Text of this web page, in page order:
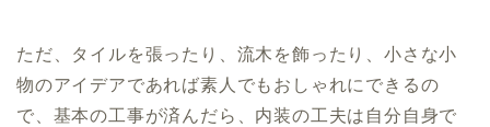
ただ、タイルを張ったり、流木を飾ったり、小さな小
物のアイデアであれば素人でもおしゃれにできるの
で、基本の工事が済んだら、内装の工夫は自分自身で